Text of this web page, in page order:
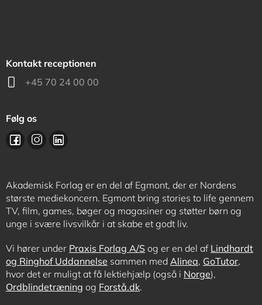
Kontakt receptionen
+45 70 24 00 00
Følg os
Akademisk Forlag er en del af Egmont, der er Nordens
største mediekoncern. Egmont bring stories to life gennem
TV, film, games, bøger og magasiner og støtter børn og
unge i svære livsvilkår i at skabe et godt liv.
Vi hører under Praxis Forlag A/S og er en del af Lindhardt
og Ringhof Uddannelse sammen med Alinea, GoTutor,
hvor det er muligt at få lektiehjælp (også i Norge),
Ordblindetræning og Forstå.dk.